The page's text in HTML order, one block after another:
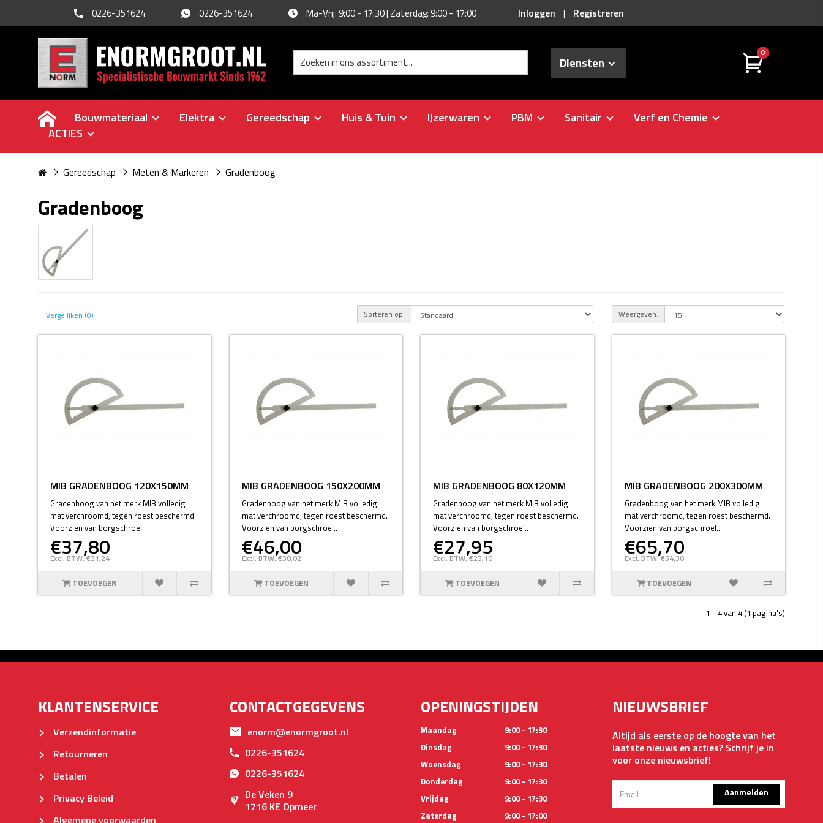
0226-351624 0226-351624 Ma-Vrij: 9:00 - 17:30 | Zaterdag: 9:00 - 17:00 Inloggen | Registreren
Diensten
0
Bouwmateriaal Elektra Gereedschap Huis & Tuin IJzerwaren PBM Sanitair
Verf en Chemie
ACTIES
Gereedschap Meten & Markeren Gradenboog
Gradenboog
Vergelijken (0) Sorteren op: Weergeven:
MIB GRADENBOOG 120X150MM
Gradenboog van het merk MIB volledig
mat verchroomd, tegen roest beschermd.
Voorzien van borgschroef..
€37,80
Excl. BTW: €31,24
TOEVOEGEN
MIB GRADENBOOG 150X200MM
Gradenboog van het merk MIB volledig
mat verchroomd, tegen roest beschermd.
Voorzien van borgschroef..
€46,00
Excl. BTW: €38,02
TOEVOEGEN
MIB GRADENBOOG 80X120MM
Gradenboog van het merk MIB volledig
mat verchroomd, tegen roest beschermd.
Voorzien van borgschroef..
€27,95
Excl. BTW: €23,10
TOEVOEGEN
MIB GRADENBOOG 200X300MM
Gradenboog van het merk MIB volledig
mat verchroomd, tegen roest beschermd.
Voorzien van borgschroef..
€65,70
Excl. BTW: €54,30
TOEVOEGEN
1 - 4 van 4 (1 pagina's)
KLANTENSERVICE
Verzendinformatie
Retourneren
Betalen
Privacy Beleid
Algemene voorwaarden
CONTACTGEGEVENS
enorm@enormgroot.nl
0226-351624
0226-351624
De Veken 9
1716 KE Opmeer
OPENINGSTIJDEN
Maandag
9:00 - 17:30
Dinsdag
9:00 - 17:30
Woensdag
9:00 - 17:30
Donderdag
9:00 - 17:30
Vrijdag
9:00 - 17:30
Zaterdag
9:00 - 17:00
NIEUWSBRIEF
Altijd als eerste op de hoogte van het
laatste nieuws en acties? Schrijf je in
voor onze nieuwsbrief!
Aanmelden